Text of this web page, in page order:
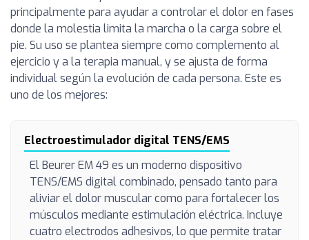
principalmente para ayudar a controlar el dolor en fases
donde la molestia limita la marcha o la carga sobre el
pie. Su uso se plantea siempre como complemento al
ejercicio y a la terapia manual, y se ajusta de forma
individual según la evolución de cada persona. Este es
uno de los mejores:
Electroestimulador digital TENS/EMS
El Beurer EM 49 es un moderno dispositivo
TENS/EMS digital combinado, pensado tanto para
aliviar el dolor muscular como para fortalecer los
músculos mediante estimulación eléctrica. Incluye
cuatro electrodos adhesivos, lo que permite tratar